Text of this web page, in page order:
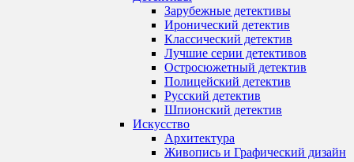
Зарубежные детективы
Иронический детектив
Классический детектив
Лучшие серии детективов
Остросюжетный детектив
Полицейский детектив
Русский детектив
Шпионский детектив
Искусство
Архитектура
Живопись и Графический дизайн